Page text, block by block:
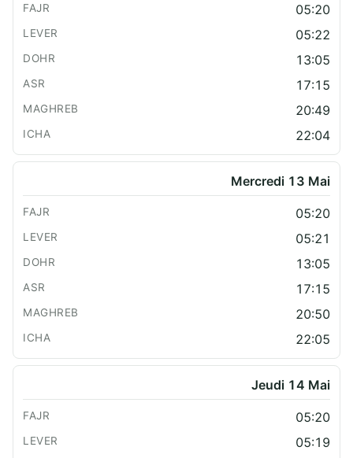
05:20
05:22
13:05
17:15
20:49
22:04
Mercredi 13 Mai
05:20
05:21
13:05
17:15
20:50
22:05
Jeudi 14 Mai
05:20
05:19